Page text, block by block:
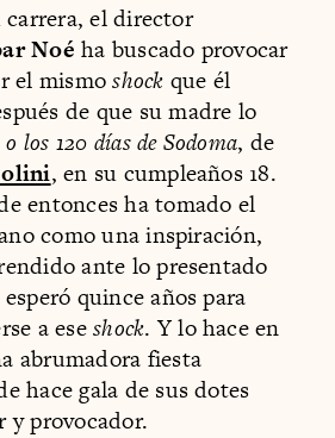
carrera, el director
Noé ha buscado provocar
el mismoshock que él
de que su madre lo
los 120 días de Sodoma, de
, en su cumpleaños 18.
entonces ha tomado el
como una inspiración,
ante lo presentado
quince años para
a eseshock. Y lo hace en
abrumadora fiesta
hace gala de sus dotes
y provocador.